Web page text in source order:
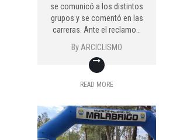
se comunicó a los distintos
grupos y se comentó en las
carreras. Ante el reclamo…
By ARCICLISMO
READ MORE